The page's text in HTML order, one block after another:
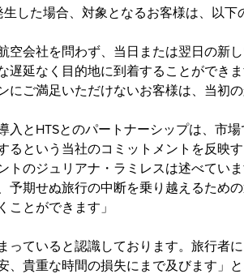
した場合、対象となるお客様は、以下
空会社を問わず、当日または翌日の新
延なく目的地に到着することができま
にご満足いただけないお客様は、当初
入とHTSとのパートナーシップは、市
るという当社のコミットメントを反映
のジュリアナ・ラミレスは述べていま
予期せぬ旅行の中断を乗り越えるため
ことができます」
っていると認識しております。旅行者
貴重な時間の損失にまで及びます」